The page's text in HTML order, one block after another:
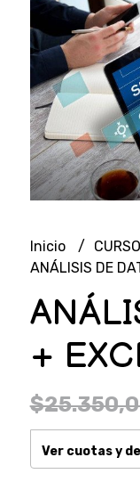
Inicio
ANÁLISIS DE
+
Ver cuotas y